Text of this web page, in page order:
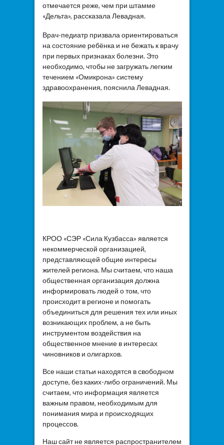
отмечается реже, чем при штамме
«Дельта», рассказала Левадная.
Врач-педиатр призвала ориентироваться
на состояние ребёнка и не бежать к врачу
при первых признаках болезни. Это
необходимо, чтобы не загружать легким
течением «Омикрона» систему
здравоохранения, пояснила Левадная.
КРОО «СЭР «Сила Кузбасса» является
некоммерческой организацией,
представляющей общие интересы
жителей региона. Мы считаем, что наша
общественная организация должна
информировать людей о том, что
происходит в регионе и помогать
объединиться для решения тех или иных
возникающих проблем, а не быть
инструментом воздействия на
общественное мнение в интересах
чиновников и олигархов.
Все наши статьи находятся в свободном
доступе, без каких-либо ограничений. Мы
считаем, что информация является
важным правом, необходимым для
понимания мира и происходящих
процессов.
Наш сайт не является распространителем